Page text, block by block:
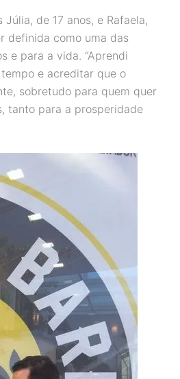
de 17 anos, e Rafaela,
definida como uma das
e para a vida. “Aprendi
e acreditar que o
sobretudo para quem quer
tanto para a prosperidade